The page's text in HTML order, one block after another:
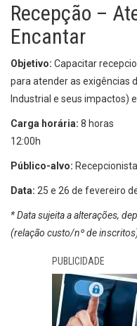
Recepção –
Encantar
Objetivo: Capacitar
para atender as exigências
Industrial e seus impactos)
Carga horária: 8 horas
12:00h
Público-alvo:
Data: 25 e 26 de fevereiro
* Data sujeita a alterações,
(relação custo/nº de
PUBLICIDADE